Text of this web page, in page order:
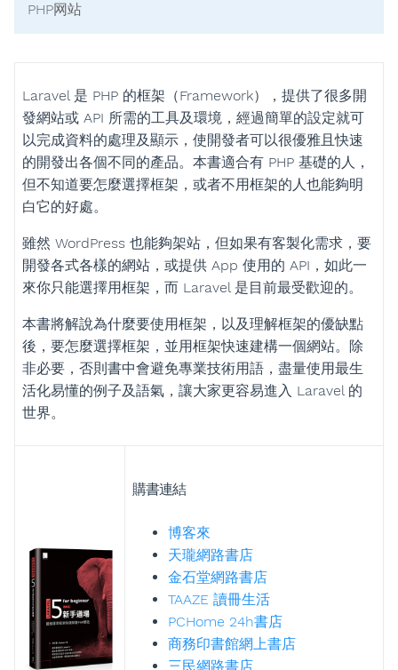
PHP网站
Laravel 是 PHP 的框架（Framework），提供了很多開
發網站或 API 所需的工具及環境，經過簡單的設定就可
以完成資料的處理及顯示，使開發者可以很優雅且快速
的開發出各個不同的產品。本書適合有 PHP 基礎的人，
但不知道要怎麼選擇框架，或者不用框架的人也能夠明
白它的好處。
雖然 WordPress 也能夠架站，但如果有客製化需求，要
開發各式各樣的網站，或提供 App 使用的 API，如此一
來你只能選擇用框架，而 Laravel 是目前最受歡迎的。
本書將解說為什麼要使用框架，以及理解框架的優缺點
後，要怎麼選擇框架，並用框架快速建構一個網站。除
非必要，否則書中會避免專業技術用語，盡量使用最生
活化易懂的例子及語氣，讓大家更容易進入 Laravel 的
世界。
購書連結
博客來
天瓏網路書店
金石堂網路書店
TAAZE 讀冊生活
PCHome 24h書店
商務印書館網上書店
三民網路書店